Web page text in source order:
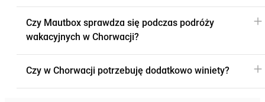
Czy Mautbox sprawdza się podczas podróży
wakacyjnych w Chorwacji?
Czy w Chorwacji potrzebuję dodatkowo winiety?